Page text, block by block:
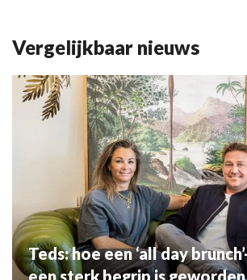
Vergelijkbaar nieuws
Teds: hoe een ‘all day
een sterk begrip is geworden